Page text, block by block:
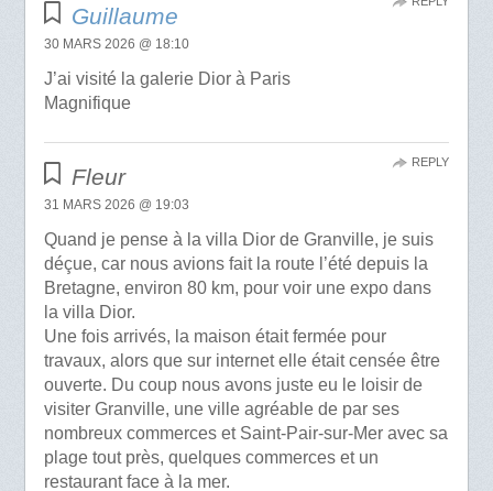
Guillaume
30 MARS 2026 @ 18:10
J’ai visité la galerie Dior à Paris
Magnifique
Fleur
31 MARS 2026 @ 19:03
Quand je pense à la villa Dior de Granville, je suis
déçue, car nous avions fait la route l’été depuis la
Bretagne, environ 80 km, pour voir une expo dans
la villa Dior.
Une fois arrivés, la maison était fermée pour
travaux, alors que sur internet elle était censée être
ouverte. Du coup nous avons juste eu le loisir de
visiter Granville, une ville agréable de par ses
nombreux commerces et Saint-Pair-sur-Mer avec sa
plage tout près, quelques commerces et un
restaurant face à la mer.
REPLY